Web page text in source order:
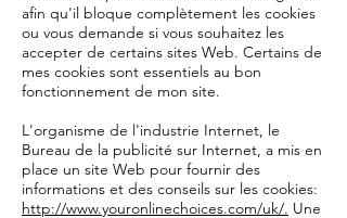
afin qu'il bloque complètement les cookies
ou vous demande si vous souhaitez les
accepter de certains sites Web. Certains de
mes cookies sont essentiels au bon
fonctionnement de mon site.
L'organisme de l'industrie Internet, le
Bureau de la publicité sur Internet, a mis en
place un site Web pour fournir des
informations et des conseils sur les cookies:
http://www.youronlinechoices.com/uk/. Une